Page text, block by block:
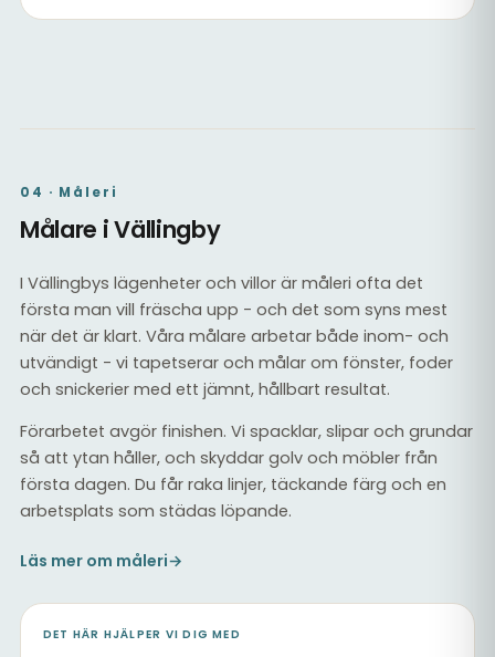
Vardagsrum i totalrenoverad villa
04 · Måleri
Målare i Vällingby
I Vällingbys lägenheter och villor är måleri ofta det
första man vill fräscha upp - och det som syns mest
när det är klart. Våra målare arbetar både inom- och
utvändigt - vi tapetserar och målar om fönster, foder
och snickerier med ett jämnt, hållbart resultat.
Förarbetet avgör finishen. Vi spacklar, slipar och grundar
så att ytan håller, och skyddar golv och möbler från
första dagen. Du får raka linjer, täckande färg och en
arbetsplats som städas löpande.
Läs mer om måleri→
DET HÄR HJÄLPER VI DIG MED